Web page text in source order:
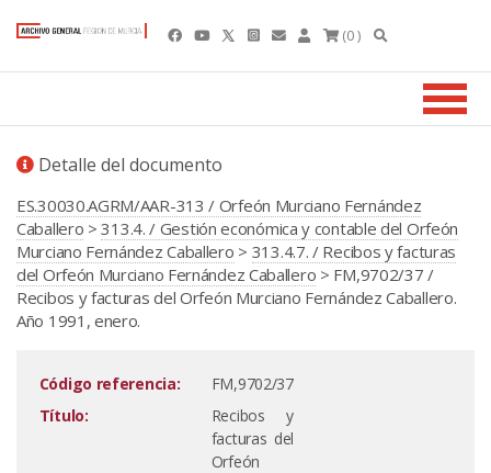
(0 )
Detalle del documento
ES.30030.AGRM/AAR-313 / Orfeón Murciano Fernández
Caballero >313.4. / Gestión económica y contable del Orfeón
Murciano Fernández Caballero > 313.4.7. / Recibos y facturas
del Orfeón Murciano Fernández Caballero > FM,9702/37 /
Recibos y facturas del Orfeón Murciano Fernández Caballero.
Año 1991, enero.
Código referencia:
FM,9702/37
Título:
Recibos y
facturas del
Orfeón